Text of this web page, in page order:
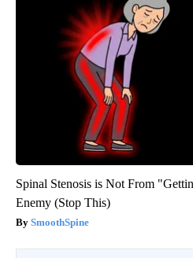
Spinal Stenosis is Not From
Enemy (Stop This)
SmoothSpine